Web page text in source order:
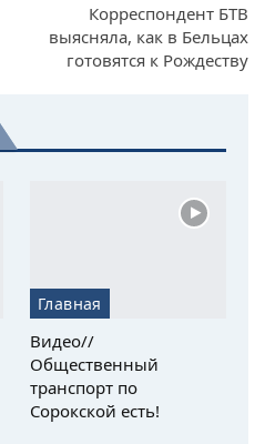
Корреспондент БТВ
выясняла, как в Бельцах
готовятся к Рождеству
Главная
Видео//
Общественный
транспорт по
Сорокской есть!